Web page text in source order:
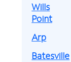
Wills
Point
Arp
Batesville